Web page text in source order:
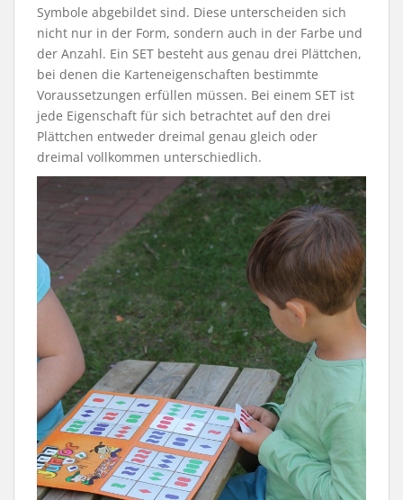
Symbole abgebildet sind. Diese unterscheiden sich
nicht nur in der Form, sondern auch in der Farbe und
der Anzahl. Ein SET besteht aus genau drei Plättchen,
bei denen die Karteneigenschaften bestimmte
Voraussetzungen erfüllen müssen. Bei einem SET ist
jede Eigenschaft für sich betrachtet auf den drei
Plättchen entweder dreimal genau gleich oder
dreimal vollkommen unterschiedlich.